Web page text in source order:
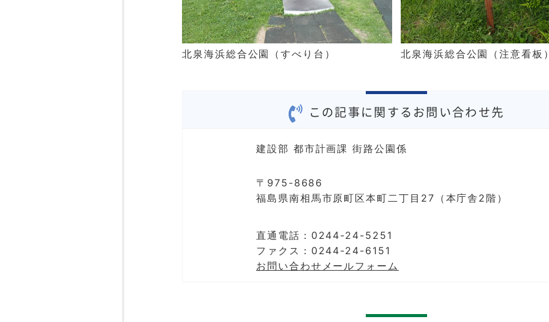
北泉海浜総合公園（すべり台） 北泉海浜総合公園（注意看板
この記事に関するお問い合わせ先
建設部 都市計画課 街路公園係
〒975-8686
福島県南相馬市原町区本町二丁目27（本庁舎2階）
直通電話：0244-24-5251
ファクス：0244-24-6151
お問い合わせメールフォーム